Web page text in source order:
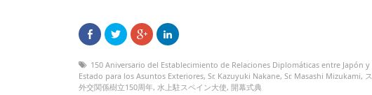
150 Aniversario del Establecimiento de Relaciones Diplomáticas entre Japón y
Estado para los Asuntos Exteriores, Sr. Kazuyuki Nakane, Sr. Masashi Mizukami,
外交関係樹立150周年, 水上駐スペイン大使, 開幕式典